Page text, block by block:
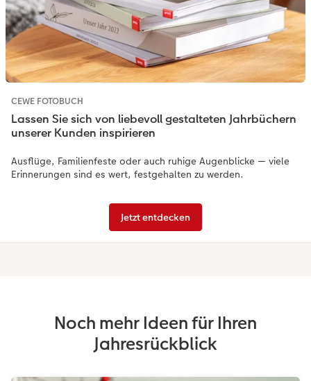
CEWE FOTOBUCH
Lassen Sie sich von liebevoll gestalteten Jahrbüchern
unserer Kunden inspirieren
Ausflüge, Familienfeste oder auch ruhige Augenblicke — viele
Erinnerungen sind es wert, festgehalten zu werden.
Jetzt entdecken
Noch mehr Ideen für Ihren
Jahresrückblick